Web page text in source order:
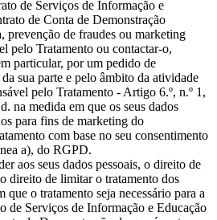
de Serviços de Informação e
de Conta de Demonstração
prevenção de fraudes ou marketing
pelo Tratamento ou contactar-o,
particular, por um pedido de
sua parte e pelo âmbito da atividade
pelo Tratamento - Artigo 6.º, n.º 1,
na medida em que os seus dados
para fins de marketing do
com base no seu consentimento
a), do RGPD.
aos seus dados pessoais, o direito de
direito de limitar o tratamento dos
que o tratamento seja necessário para a
de Serviços de Informação e Educação